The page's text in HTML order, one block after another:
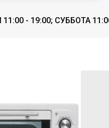
- 19:00; СУББОТА 11:00